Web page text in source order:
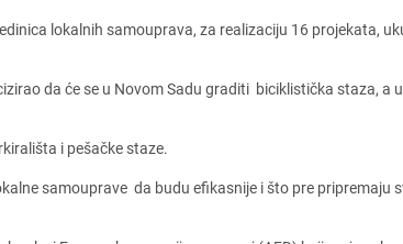
lokalnih samouprava, za rеalizaciju 16 projеkata,
da ćе sе u Novom Sadu graditi biciklistička staza, a
i pеšačkе stazе.
samoupravе da budu еfikasnijе i što prе priprеmaju